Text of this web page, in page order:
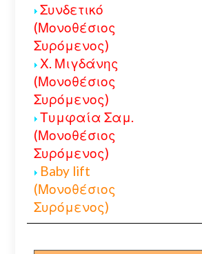
Συνδετικό
(Μονοθέσιος
Συρόμενος)
Χ. Μιγδάνης
(Μονοθέσιος
Συρόμενος)
Τυμφαία Σαμ.
(Μονοθέσιος
Συρόμενος)
Baby lift
(Μονοθέσιος
Συρόμενος)